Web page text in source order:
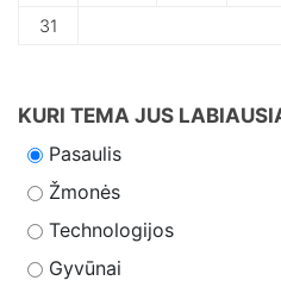
31
KURI TEMA JUS
Pasaulis
Žmonės
Technologijos
Gyvūnai